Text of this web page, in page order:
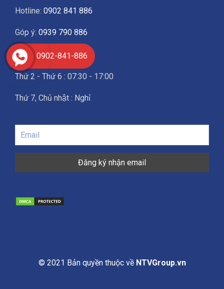
Hotline: 0902 841 886
Góp ý: 0939 790 886
Giờ làm việc
Thứ 2 - Thứ 6 : 07:30 - 17:00
Thứ 7, Chủ nhật : Nghỉ
© 2021 Bản quyền thuộc về NTVGroup.vn
0902-841-886